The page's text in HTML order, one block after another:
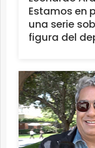
Estamos en
una serie
figura del